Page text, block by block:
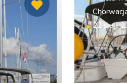
22 sie -